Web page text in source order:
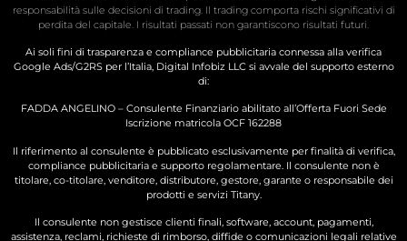
responsabilità sulle decisioni di trading. Il trading comporta rischi significativi di
perdita del capitale. I risultati passati non garantiscono risultati futuri.
Ai soli fini di trasparenza e compliance pubblicitaria connessa alla verifica
Google Ads/G2RS per l’Italia, Digital Infobiz LLC si avvale del supporto esterno
di:
FADDA ANGELINO – Consulente Finanziario abilitato all’Offerta Fuori Sede
Iscrizione matricola OCF 162288
Il riferimento al consulente è pubblicato esclusivamente per finalità di verifica,
compliance pubblicitaria e supporto regolamentare. Il consulente non è
titolare, co-titolare, venditore, distributore, gestore, garante o responsabile dei
prodotti e servizi Titany.
Il consulente non gestisce clienti finali, software, account, pagamenti,
assistenza, reclami, richieste di rimborso, diffide o comunicazioni legali relative